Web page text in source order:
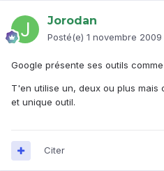
Jorodan
Posté(e) 1 novembre 2009
Google présente ses outils
T'en utilise un, deux ou plus
et unique outil.
Citer